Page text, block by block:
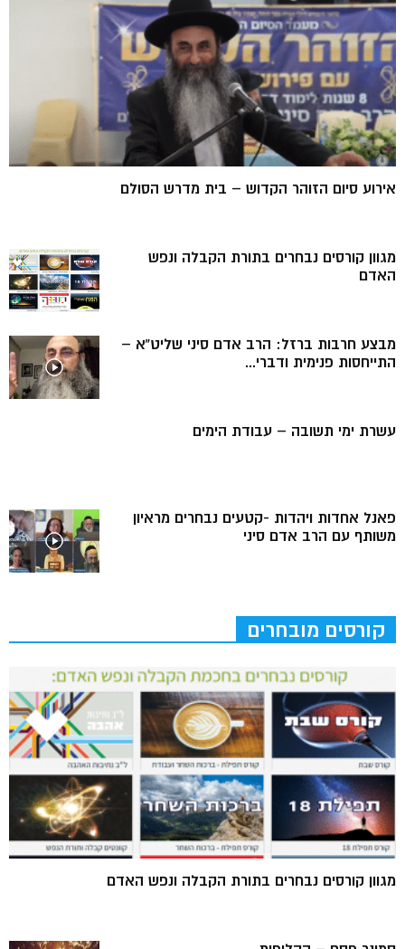
אירוע סיום הזוהר הקדוש – בית מדרש הסולם
מגוון קורסים נבחרים בתורת הקבלה ונפש
האדם
מבצע חרבות ברזל: הרב אדם סיני שליט”א –
התייחסות פנימית ודברי...
עשרת ימי תשובה – עבודת הימים
פאנל אחדות ויהדות -קטעים נבחרים מראיון
משותף עם הרב אדם סיני
קורסים מובחרים
מגוון קורסים נבחרים בתורת הקבלה ונפש האדם